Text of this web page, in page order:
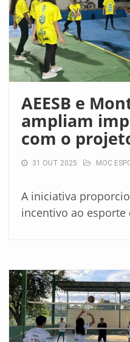
AEESB e
ampliam
com o
31 OUT 2025 MOC
A iniciativa
incentivo ao esporte